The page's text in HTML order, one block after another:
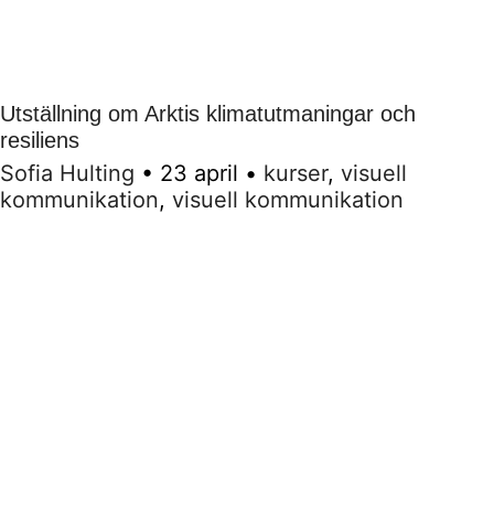
Utställning om Arktis klimatutmaningar och
resiliens
Sofia Hulting • 23 april • kurser, visuell
kommunikation, visuell kommunikation